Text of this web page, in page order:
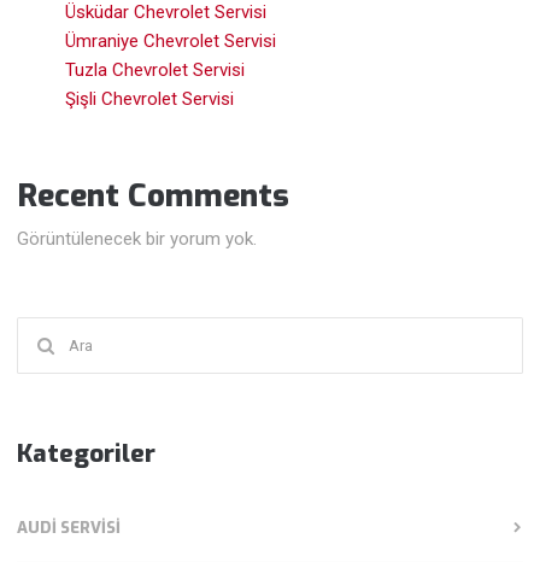
Üsküdar Chevrolet Servisi
Ümraniye Chevrolet Servisi
Tuzla Chevrolet Servisi
Şişli Chevrolet Servisi
Recent Comments
Görüntülenecek bir yorum yok.
Kategoriler
AUDI SERVISI